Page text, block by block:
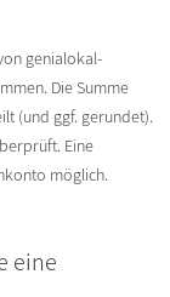
genialokal-
Die Summe
(und ggf. gerundet).
Eine
möglich.
eine